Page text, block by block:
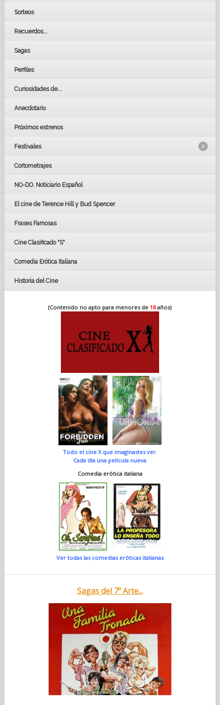
Sorteos
Recuerdos...
Sagas
Perfiles
Curiosidades de...
Anecdotario
Próximos estrenos
Festivales
LOS OSCARS
GOYAS
BAFTA
Cortometrajes
NO-DO. Noticiario Español
El cine de Terence Hill y Bud Spencer
Frases Famosas
Cine Clasificado "S"
Comedia Erótica Italiana
Historia del Cine
(Contenido no apto para menores de 18años)
Todo el cine X que imaginastes ver.
Cada día una película nueva
Comedia erótica italiana
Ver todas las comedias eróticas italianas
Sagas del 7º Arte...